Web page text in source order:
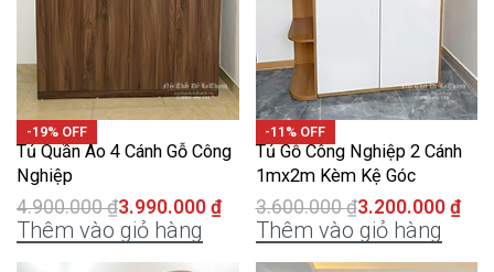
-19% OFF
Tủ Quần Áo 4 Cánh Gỗ Công
Nghiệp
4.900.000₫3.990.000 ₫
Thêm vào giỏ hàng
-11% OFF
Tủ Gỗ Công Nghiệp 2 Cánh
1mx2m Kèm Kệ Góc
3.600.000₫3.200.000 ₫
Thêm vào giỏ hàng